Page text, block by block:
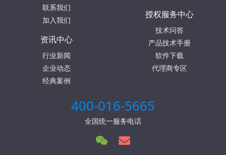
联系我们
加入我们
授权服务中心
技术问答
产品技术手册
软件下载
代理商专区
资讯中心
行业新闻
企业动态
经典案例
400-016-5665
全国统一服务电话